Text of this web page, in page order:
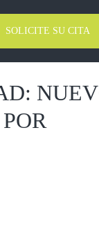
SOLICITE SU CITA